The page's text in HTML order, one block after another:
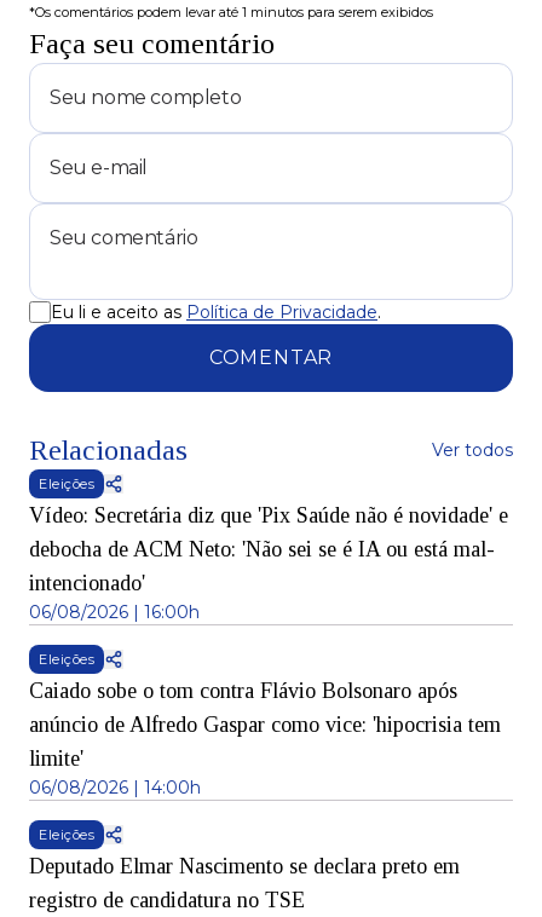
*Os comentários podem levar até 1 minutos para serem exibidos
Faça seu comentário
Eu li e aceito as Política de Privacidade.
COMENTAR
Relacionadas Ver todos
Eleições
Vídeo: Secretária diz que 'Pix Saúde não é novidade' e
debocha de ACM Neto: 'Não sei se é IA ou está mal-
intencionado'
06/08/2026 | 16:00h
Eleições
Caiado sobe o tom contra Flávio Bolsonaro após
anúncio de Alfredo Gaspar como vice: 'hipocrisia tem
limite'
06/08/2026 | 14:00h
Eleições
Deputado Elmar Nascimento se declara preto em
registro de candidatura no TSE